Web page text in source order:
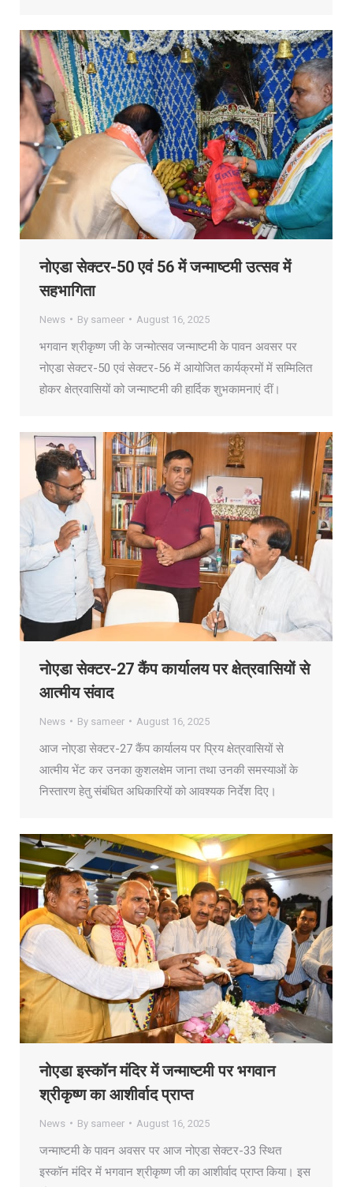
नोएडा सेक्टर-50 एवं 56 में जन्माष्टमी उत्सव में
सहभागिता
News By sameer August 16, 2025
भगवान श्रीकृष्ण जी के जन्मोत्सव जन्माष्टमी के पावन अवसर पर
नोएडा सेक्टर-50 एवं सेक्टर-56 में आयोजित कार्यक्रमों में सम्मिलित
होकर क्षेत्रवासियों को जन्माष्टमी की हार्दिक शुभकामनाएं दीं।
नोएडा सेक्टर-27 कैंप कार्यालय पर क्षेत्रवासियों से
आत्मीय संवाद
News By sameer August 16, 2025
आज नोएडा सेक्टर-27 कैंप कार्यालय पर प्रिय क्षेत्रवासियों से
आत्मीय भेंट कर उनका कुशलक्षेम जाना तथा उनकी समस्याओं के
निस्तारण हेतु संबंधित अधिकारियों को आवश्यक निर्देश दिए।
नोएडा इस्कॉन मंदिर में जन्माष्टमी पर भगवान
श्रीकृष्ण का आशीर्वाद प्राप्त
News By sameer August 16, 2025
जन्माष्टमी के पावन अवसर पर आज नोएडा सेक्टर-33 स्थित
इस्कॉन मंदिर में भगवान श्रीकृष्ण जी का आशीर्वाद प्राप्त किया। इस